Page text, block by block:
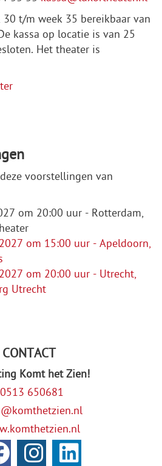
30 t/m week 35 bereikbaar van
kassa op locatie is van 25
Het theater is
voorstellingen van
om 20:00 uur - Rotterdam,
om 15:00 uur - Apeldoorn,
om 20:00 uur - Utrecht,
Utrecht
CONTACT
Komt het Zien!
0513 650681